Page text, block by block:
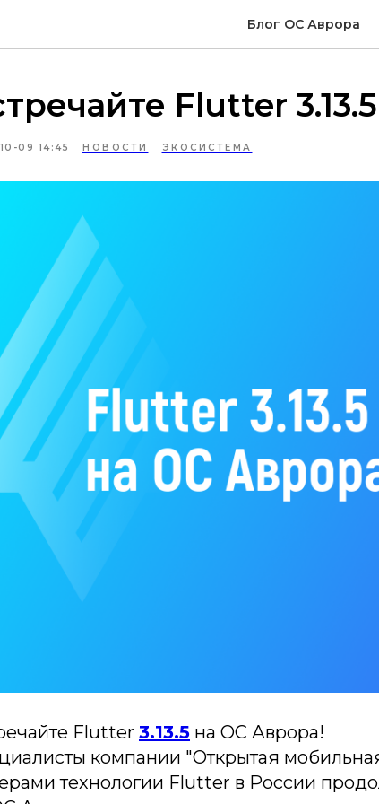
Блог ОС Аврора
Flutter
09 14:45 НОВОСТИ ЭКОСИСТЕМА
Flutter 3.13.5 на ОС Аврора!
компании "Открытая
технологии Flutter в России